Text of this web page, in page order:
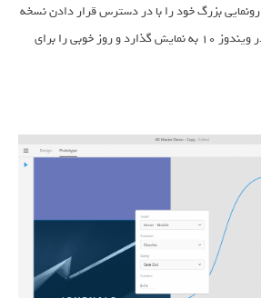
گرفته بود و امروز Adobe رونمایی بزرگ خود را با در دسترس قرار دادن نسخه
ی بتا عمومی Adobe XD در ویندوز ۱۰ به نمایش گذارد و روز خوبی را برای